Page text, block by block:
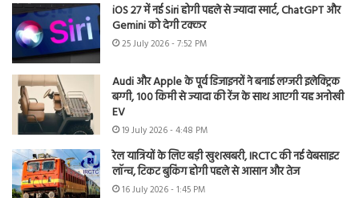
iOS 27 में नई Siri होगी पहले से ज्यादा स्मार्ट, ChatGPT और
Gemini को देगी टक्कर
25 July 2026 - 7:52 PM
Audi और Apple के पूर्व डिजाइनरों ने बनाई लग्जरी इलेक्ट्रिक
बग्गी, 100 किमी से ज्यादा की रेंज के साथ आएगी यह अनोखी
EV
19 July 2026 - 4:48 PM
रेल यात्रियों के लिए बड़ी खुशखबरी, IRCTC की नई वेबसाइट
लॉन्च, टिकट बुकिंग होगी पहले से आसान और तेज
16 July 2026 - 1:45 PM